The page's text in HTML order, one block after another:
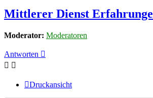
Mittlerer Dienst
Moderator: Moderatoren
Antworten
Druckansicht